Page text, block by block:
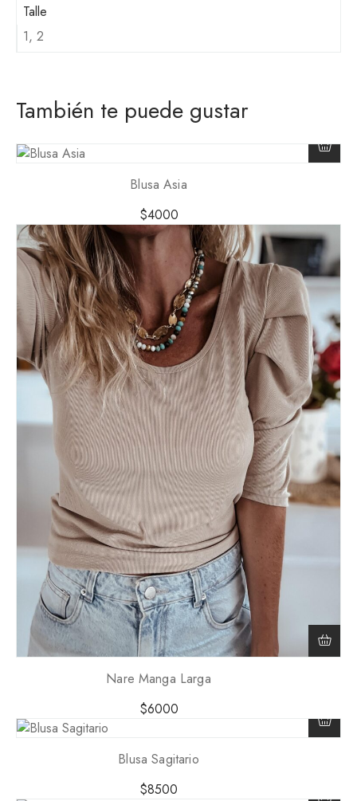
Talle
1, 2
También te puede gustar
Blusa Asia
$4000
Nare Manga Larga
$6000
Blusa Sagitario
$8500